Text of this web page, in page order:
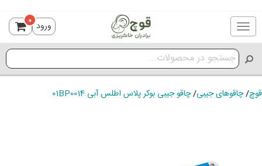
Toggle
navigation
ورود 0
قوچ/چاقوهای جیبی/چاقو جیبی بوکر پلاس اطلس آبی 01BP0014